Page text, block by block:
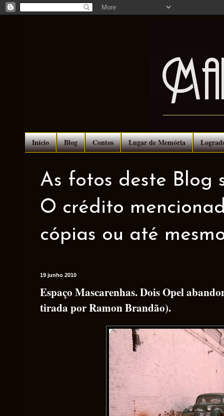
Início Blog Contos Lugar de Memória
As fotos deste Blog
O crédito
cópias ou até
19 junho 2010
Espaço Mascarenhas. Dois Opel
tirada por Ramon Brandão).